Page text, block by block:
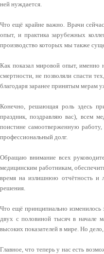
ней нуждается.
Что ещё крайне важно. Врачи
опыт, и практика зарубежных
производство которых мы также
Как показал мировой опыт, именно
смертности, не позволяли спасти
благодаря заранее принятым мерам
Конечно, решающая роль здесь
праздник, поздравляю вас), всем
поистине самоотверженную
профессиональный долг.
Обращаю внимание всех
медицинским работникам,
время на излишнюю отчётность и
решения.
Что ещё принципиально
двух с половиной тысяч в начале
высоких показателей в мире. Но
Главное, что теперь у нас есть